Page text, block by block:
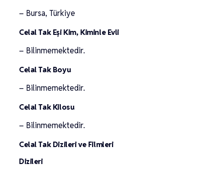
– Bursa, Türkiye
Celal Tak Eşi Kim, Kiminle Evli
– Bilinmemektedir.
Celal Tak Boyu
– Bilinmemektedir.
Celal Tak Kilosu
– Bilinmemektedir.
Celal Tak Dizileri ve Filmleri
Dizileri